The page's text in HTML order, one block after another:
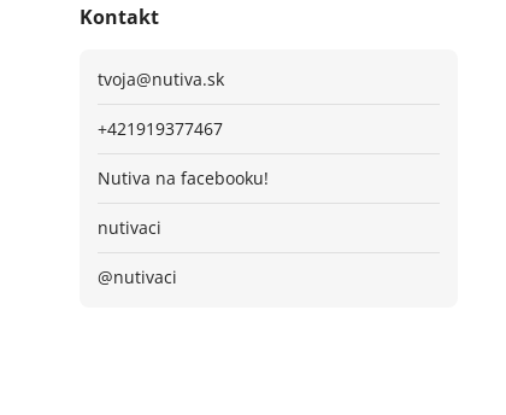
Kontakt
tvoja@nutiva.sk
+421919377467
Nutiva na facebooku!
nutivaci
@nutivaci